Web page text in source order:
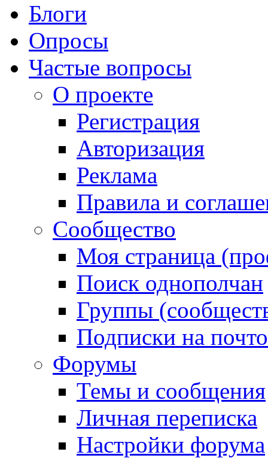
Блоги
Опросы
Частые вопросы
О проекте
Регистрация
Авторизация
Реклама
Правила и
Сообщество
Моя страница
Поиск однополчан
Группы
Подписки на
Форумы
Темы и сообщения
Личная переписка
Настройки форума